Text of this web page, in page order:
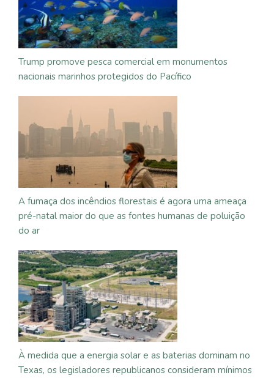
Trump promove pesca comercial em monumentos
nacionais marinhos protegidos do Pacífico
A fumaça dos incêndios florestais é agora uma ameaça
pré-natal maior do que as fontes humanas de poluição
do ar
À medida que a energia solar e as baterias dominam no
Texas, os legisladores republicanos consideram mínimos